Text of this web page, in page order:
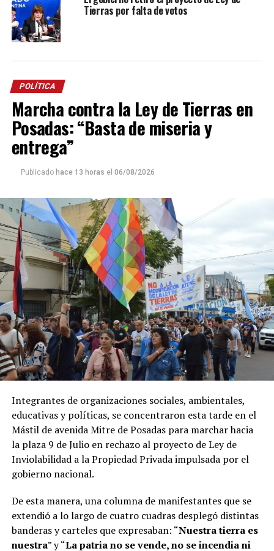
Tierras por falta de votos
POLÍTICA
Marcha contra la Ley de Tierras en
Posadas: “Basta de miseria y
entrega”
Publicado hace 13 horas el 06/08/2026
Integrantes de organizaciones sociales, ambientales,
educativas y políticas, se concentraron esta tarde en el
Mástil de avenida Mitre de Posadas para marchar hacia
la plaza 9 de Julio en rechazo al proyecto de Ley de
Inviolabilidad a la Propiedad Privada impulsada por el
gobierno nacional.
De esta manera, una columna de manifestantes que se
extendió a lo largo de cuatro cuadras desplegó distintas
banderas y carteles que expresaban: “Nuestra tierra es
nuestra” y “La patria no se vende, no se incendia ni